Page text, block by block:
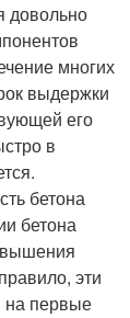
довольно
многих
выдержки
его
в
бетона
бетона
эти
на первые